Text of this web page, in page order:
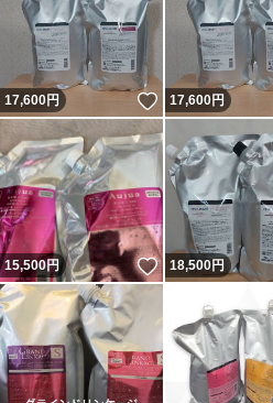
17,600円 いいね！
17,600円
15,500円 いいね！
18,500円